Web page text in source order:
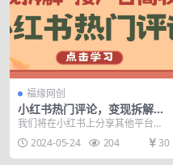
福缘网创
小红书热门评论，变现拆解，
接广告高收入
我们将在小红书上分享其他平台作
品评论区的截图，带来大量流量，
涨粉效果显著。我们还...
2024-05-24 204 30